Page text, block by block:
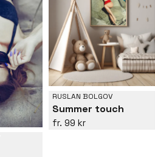
RUSLAN BOLGOV
Summer touch
99 kr